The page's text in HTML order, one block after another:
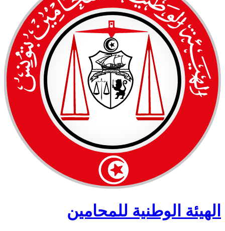
الهيئة الوطنية للمحامين